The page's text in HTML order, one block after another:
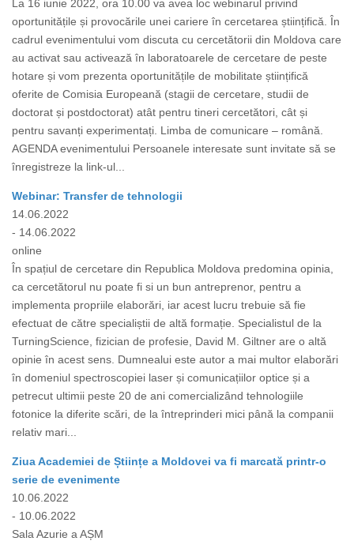
La 16 iunie 2022, ora 10.00 va avea loc webinarul privind
oportunitățile și provocările unei cariere în cercetarea științifică. În
cadrul evenimentului vom discuta cu cercetătorii din Moldova care
au activat sau activează în laboratoarele de cercetare de peste
hotare și vom prezenta oportunitățile de mobilitate științifică
oferite de Comisia Europeană (stagii de cercetare, studii de
doctorat și postdoctorat) atât pentru tineri cercetători, cât și
pentru savanți experimentați. Limba de comunicare – română.
AGENDA evenimentului Persoanele interesate sunt invitate să se
înregistreze la link-ul...
Webinar: Transfer de tehnologii
14.06.2022
- 14.06.2022
online
În spațiul de cercetare din Republica Moldova predomina opinia,
ca cercetătorul nu poate fi si un bun antreprenor, pentru a
implementa propriile elaborări, iar acest lucru trebuie să fie
efectuat de către specialiștii de altă formație. Specialistul de la
TurningScience, fizician de profesie, David M. Giltner are o altă
opinie în acest sens. Dumnealui este autor a mai multor elaborări
în domeniul spectroscopiei laser și comunicațiilor optice și a
petrecut ultimii peste 20 de ani comercializând tehnologiile
fotonice la diferite scări, de la întreprinderi mici până la companii
relativ mari...
Ziua Academiei de Științe a Moldovei va fi marcată printr-o
serie de evenimente
10.06.2022
- 10.06.2022
Sala Azurie a AȘM